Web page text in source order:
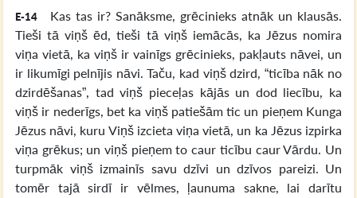
E-14
Kas tas ir? Sanāksme, grēcinieks atnāk un klausās.
Tieši tā viņš ēd, tieši tā viņš iemācās, ka Jēzus nomira
viņa vietā, ka viņš ir vainīgs grēcinieks, pakļauts nāvei, un
ir likumīgi pelnījis nāvi. Taču, kad viņš dzird, “ticība nāk no
dzirdēšanas”, tad viņš pieceļas kājās un dod liecību, ka
viņš ir nederīgs, bet ka viņš patiešām tic un pieņem Kunga
Jēzus nāvi, kuru Viņš izcieta viņa vietā, un ka Jēzus izpirka
viņa grēkus; un viņš pieņem to caur ticību caur Vārdu. Un
turpmāk viņš izmainīs savu dzīvi un dzīvos pareizi. Un
tomēr tajā sirdī ir vēlmes, ļaunuma sakne, lai darītu